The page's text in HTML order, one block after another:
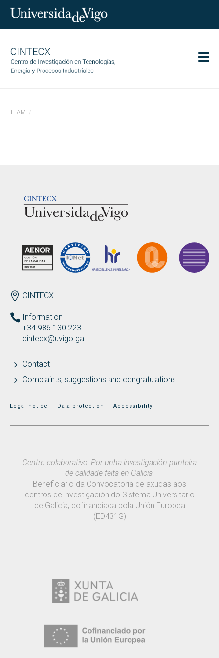
Research
Equality
GL ES Search
for:
SEARCH
TEAM
ENDEREZO EN
CINTECX
Information
+34 986 130 223
cintecx@uvigo.gal
Contact
Complaints, suggestions and congratulations
MENÚ ADICIONAL
Legal notice Data protection Accessibility
Centro colaborativo: Por unha investigación punteira
de calidade feita en Galicia.
Beneficiario da Convocatoria de axudas aos
centros de investigación do Sistema Universitario
de Galicia, cofinanciada pola Unión Europea
(ED431G)